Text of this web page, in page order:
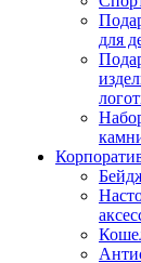
для